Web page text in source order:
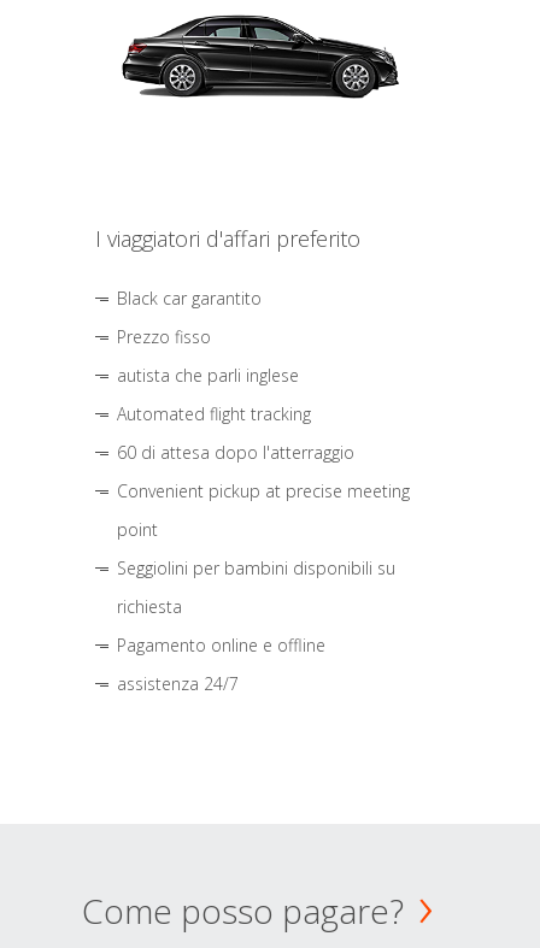
I viaggiatori d'affari preferito
Black car garantito
Prezzo fisso
autista che parli inglese
Automated flight tracking
60 di attesa dopo l'atterraggio
Convenient pickup at precise meeting
point
Seggiolini per bambini disponibili su
richiesta
Pagamento online e offline
assistenza 24/7
Come posso pagare?